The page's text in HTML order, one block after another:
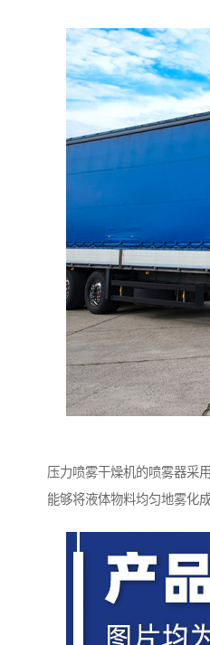
压力喷雾干燥机的喷雾器采
能够将液体物料均匀地雾化